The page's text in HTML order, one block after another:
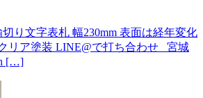
り文字表札 幅230mm 表面は経年変化
リア塗装 LINE@で打ち合わせ 宮城
[…]